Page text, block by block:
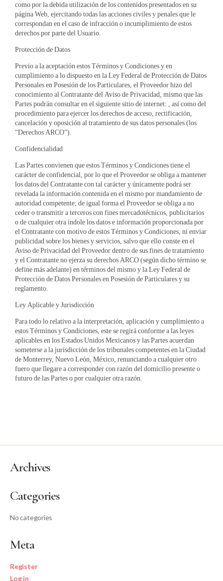
como por la debida utilización de los contenidos presentados en su
página Web, ejercitando todas las acciones civiles y penales que le
correspondan en el caso de infracción o incumplimiento de estos
derechos por parte del Usuario.
Protección de Datos
Previo a la aceptación estos Términos y Condiciones y en
cumplimiento a lo dispuesto en la Ley Federal de Protección de Datos
Personales en Posesión de los Particulares, el Proveedor hizo del
conocimiento al Contratante del Aviso de Privacidad, mismo que las
Partes podrán consultar en el siguiente sitio de internet: , así como del
procedimiento para ejercer los derechos de acceso, rectificación,
cancelación y oposición al tratamiento de sus datos personales (los
“Derechos ARCO”).
Confidencialidad
Las Partes convienen que estos Términos y Condiciones tiene el
carácter de confidencial, por lo que el Proveedor se obliga a mantener
los datos del Contratante con tal carácter y únicamente podrá ser
revelada la información contenida en el mismo por mandamiento de
autoridad competente; de igual forma el Proveedor se obliga a no
ceder o transmitir a terceros con fines mercadotécnicos, publicitarios
o de cualquier otra índole los datos e información proporcionada por
el Contratante con motivo de estos Términos y Condiciones, ni enviar
publicidad sobre los bienes y servicios, salvo que ello conste en el
Aviso de Privacidad del Proveedor dentro de sus fines de tratamiento
y el Contratante no ejerza su derechos ARCO (según dicho término se
define más adelante) en términos del mismo y la Ley Federal de
Protección de Datos Personales en Posesión de Particulares y su
reglamento.
Ley Aplicable y Jurisdicción
Para todo lo relativo a la interpretación, aplicación y cumplimiento a
estos Términos y Condiciones, este se regirá conforme a las leyes
aplicables en los Estados Unidos Mexicanos y las Partes acuerdan
someterse a la jurisdicción de los tribunales competentes en la Ciudad
de Monterrey, Nuevo León, México, renunciando a cualquier otro
fuero que llegare a corresponder con razón del domicilio presente o
futuro de las Partes o por cualquier otra razón.
Archives
Categories
No categories
Meta
Register
Log in